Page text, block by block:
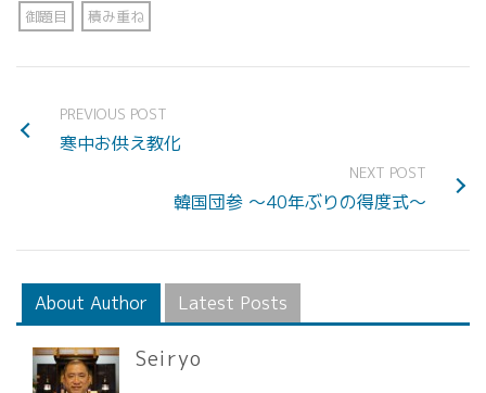
御題目
積み重ね
PREVIOUS POST
寒中お供え教化
NEXT POST
韓国団参 〜40年ぶりの得度式〜
About Author Latest Posts
Seiryo